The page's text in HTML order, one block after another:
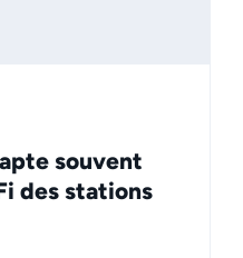
souvent
des stations